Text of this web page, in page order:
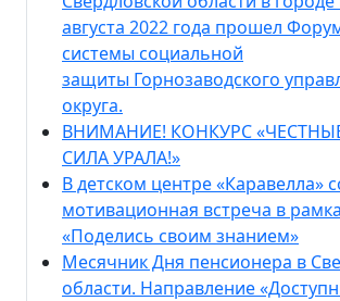
августа 2022 года прошел
системы социальной
защиты Горнозаводского
округа.
ВНИМАНИЕ! КОНКУРС
СИЛА УРАЛА!»
В детском центре «Каравелла»
мотивационная встреча в
«Поделись своим знанием»
Месячник Дня пенсионера в
области. Направление